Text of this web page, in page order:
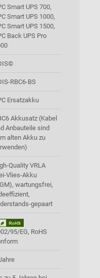
Smart UPS 700,
Smart UPS 1000,
Smart UPS 1500,
Back UPS Pro
RBC6-BS
Ersatzakku
Akkusatz (Kabel
Anbauteile sind
alten Akku zu
Quality VRLA
Vlies-Akku
wartungsfrei,
gepaart
95/EG, RoHS